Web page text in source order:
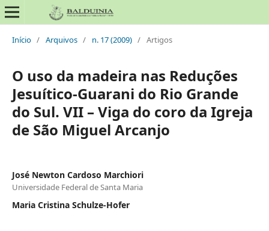
Início / Arquivos / n. 17 (2009) / Artigos
O uso da madeira nas Reduções
Jesuítico-Guarani do Rio Grande
do Sul. VII – Viga do coro da Igreja
de São Miguel Arcanjo
José Newton Cardoso Marchiori
Universidade Federal de Santa Maria
Maria Cristina Schulze-Hofer